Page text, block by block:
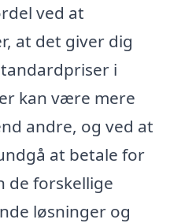
ved at
at det giver dig
i
kan være mere
andre, og ved at
at betale for
de forskellige
løsninger og